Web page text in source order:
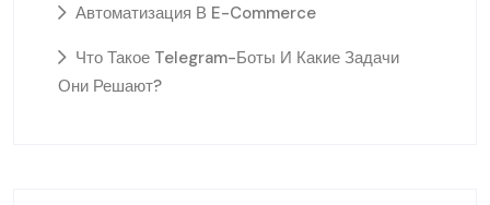
Автоматизация В E-Commerce
Что Такое Telegram-Боты И Какие Задачи
Они Решают?